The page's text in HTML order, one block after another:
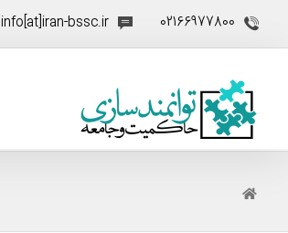
02166977800
info[at]iran-bssc.ir